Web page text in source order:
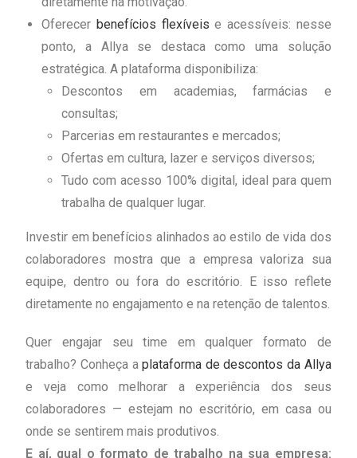
Oferecerbenefícios flexíveis e acessíveis: nesse
ponto, a Allya se destaca como uma solução
estratégica. A plataforma disponibiliza:
Descontos em academias, farmácias e
consultas;
Parcerias em restaurantes e mercados;
Ofertas em cultura, lazer e serviços diversos;
Tudo com acesso 100% digital, ideal para quem
trabalha de qualquer lugar.
Investir em benefícios alinhados ao estilo de vida dos
colaboradores mostra que a empresa valoriza sua
equipe, dentro ou fora do escritório. E isso reflete
diretamente no engajamento e na retenção de talentos.
Quer engajar seu time em qualquer formato de
trabalho? Conheça aplataforma de descontos da Allya
e veja como melhorar a experiência dos seus
colaboradores — estejam no escritório, em casa ou
onde se sentirem mais produtivos.
E aí, qual o formato de trabalho na sua empresa: